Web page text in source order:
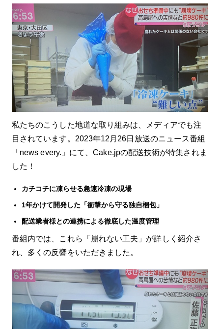
私たちのこうした地道な取り組みは、メディアでも注
目されています。2023年12月26日放送のニュース番組
「news every.」にて、Cake.jpの配送技術が特集されま
した！
カチコチに凍らせる急速冷凍の現場
1年かけて開発した「衝撃から守る独自梱包」
配送業者様との連携による徹底した温度管理
番組内では、これら「崩れない工夫」が詳しく紹介さ
れ、多くの反響をいただきました。